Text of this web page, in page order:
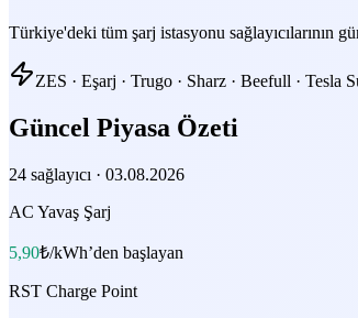
Türkiye'deki tüm şarj istasyonu sağlayıcılarının
ZES · Eşarj · Trugo · Sharz · Beefull · Tesla
Güncel Piyasa Özeti
24 sağlayıcı · 03.08.2026
AC Yavaş Şarj
5,90₺/kWh’den başlayan
RST Charge Point